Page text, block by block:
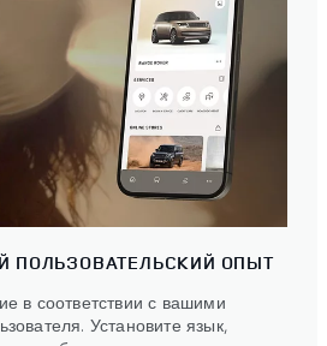
ПОЛЬЗОВАТЕЛЬСКИЙ ОПЫТ
в соответствии с вашими
Установите язык,